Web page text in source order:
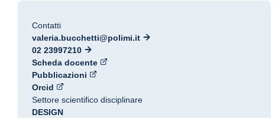
Contatti
valeria.bucchetti@polimi.it
02 23997210
Scheda docente
Pubblicazioni
Orcid
Settore scientifico disciplinare
DESIGN